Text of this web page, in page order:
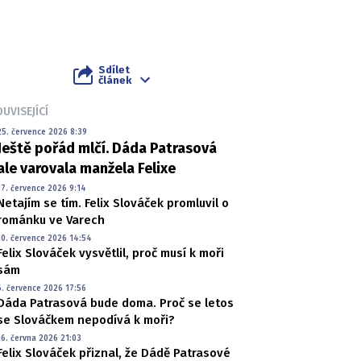
Sdílet
článek
července 2026 8:39
pořád mlčí. Dáda Patrasová
varovala manžela Felixe
července 2026 9:14
se tím. Felix Slováček promluvil o
ve Varech
července 2026 14:54
Slováček vysvětlil, proč musí k moři
července 2026 17:56
Patrasová bude doma. Proč se letos
Slováčkem nepodívá k moři?
června 2026 21:03
Slováček přiznal, že Dádě Patrasové